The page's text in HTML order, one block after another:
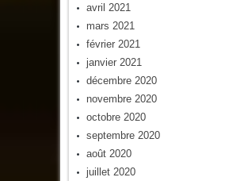
avril 2021
mars 2021
février 2021
janvier 2021
décembre 2020
novembre 2020
octobre 2020
septembre 2020
août 2020
juillet 2020